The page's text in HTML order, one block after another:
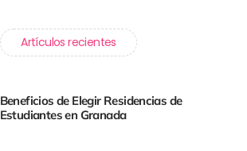
Artículos recientes
Beneficios de Elegir Residencias de
Estudiantes en Granada